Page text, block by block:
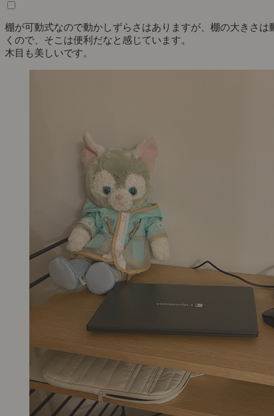
棚が可動式なので動かしずらさはありますが、棚の大きさは
くので、そこは便利だなと感じています。
木目も美しいです。